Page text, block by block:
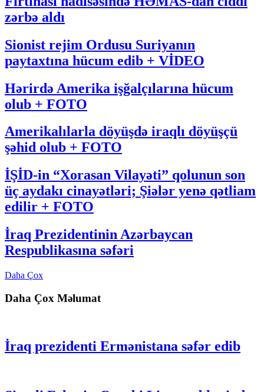
zərbə aldı
Sionist rejim Ordusu Suriyanın
paytaxtına hücum edib + VİDEO
Hərirdə Amerika işğalçılarına hücum
olub + FOTO
Amerikalılarla döyüşdə iraqlı döyüşçü
şəhid olub + FOTO
İŞİD-in “Xorasan Vilayəti” qolunun son
üç aydakı cinayətləri; Şiələr yenə qətliam
edilir + FOTO
İraq Prezidentinin Azərbaycan
Respublikasına səfəri
Daha Çox
Daha Çox Məlumat
İraq prezidenti Ermənistana səfər edib